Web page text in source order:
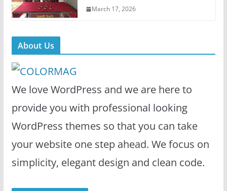
March 17, 2026
About Us
We love WordPress and we are here to
provide you with professional looking
WordPress themes so that you can take
your website one step ahead. We focus on
simplicity, elegant design and clean code.